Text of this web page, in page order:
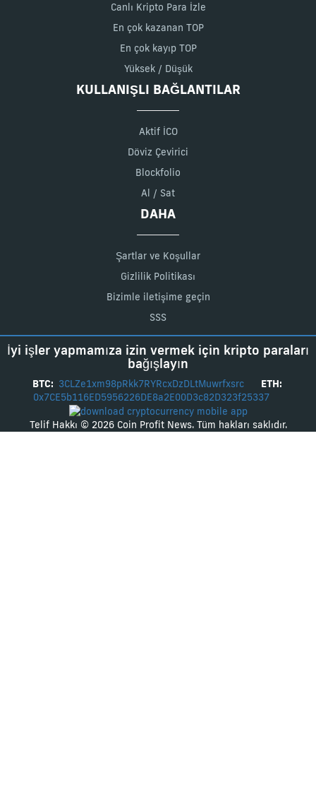
Canlı Kripto Para İzle
En çok kazanan TOP
En çok kayıp TOP
Yüksek / Düşük
KULLANIŞLI BAĞLANTILAR
Aktif İCO
Döviz Çevirici
Blockfolio
Al / Sat
DAHA
Şartlar ve Koşullar
Gizlilik Politikası
Bizimle iletişime geçin
SSS
İyi işler yapmamıza izin vermek için kripto paraları
bağışlayın
BTC: 3CLZe1xm98pRkk7RYRcxDzDLtMuwrfxsrc
ETH:
0x7CE5b116ED5956226DE8a2E00D3c82D323f25337
Telif Hakkı © 2026 Coin Profit News. Tüm hakları saklıdır.